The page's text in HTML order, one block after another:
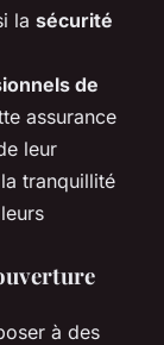
la sécurité
de
assurance
leur
tranquillité
à des